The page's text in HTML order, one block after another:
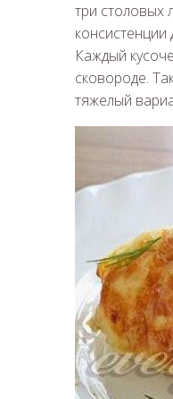
три столовых
Каждый
сковороде.
тяжелый